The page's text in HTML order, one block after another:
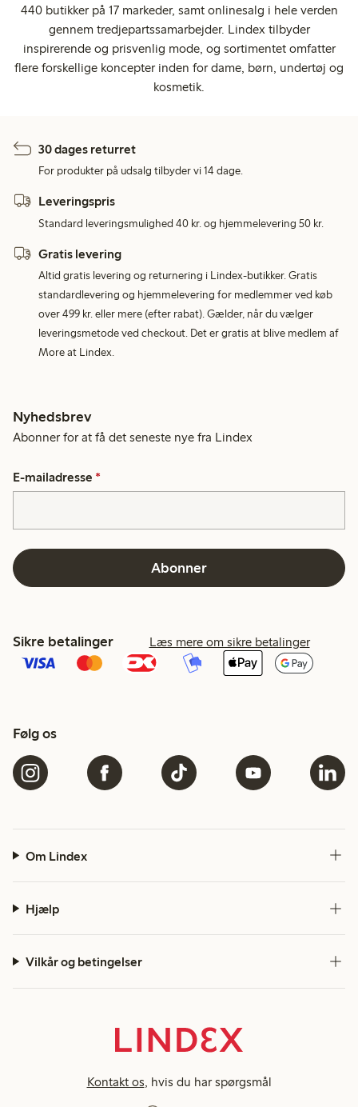
440 butikker på 17 markeder, samt onlinesalg i hele verden
gennem tredjepartssamarbejder. Lindex tilbyder
inspirerende og prisvenlig mode, og sortimentet omfatter
flere forskellige koncepter inden for dame, børn, undertøj og
kosmetik.
30 dages returret
For produkter på udsalg tilbyder vi 14 dage.
Leveringspris
Standard leveringsmulighed 40 kr. og hjemmelevering 50 kr.
Gratis levering
Altid gratis levering og returnering i Lindex-butikker. Gratis
standardlevering og hjemmelevering for medlemmer ved køb
over 499 kr. eller mere (efter rabat). Gælder, når du vælger
leveringsmetode ved checkout. Det er gratis at blive medlem af
More at Lindex.
Nyhedsbrev
Abonner for at få det seneste nye fra Lindex
E-mailadresse *
Abonner
Sikre betalinger Læs mere om sikre betalinger
Følg os
Om Lindex
Hjælp
Vilkår og betingelser
Kontakt os , hvis du har spørgsmål